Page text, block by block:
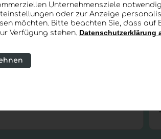
Unternehmensziele
oder zur Anzeige
möchten. Bitte beachten Sie, dass
Verfügung stehen. Datenschutzerklärung